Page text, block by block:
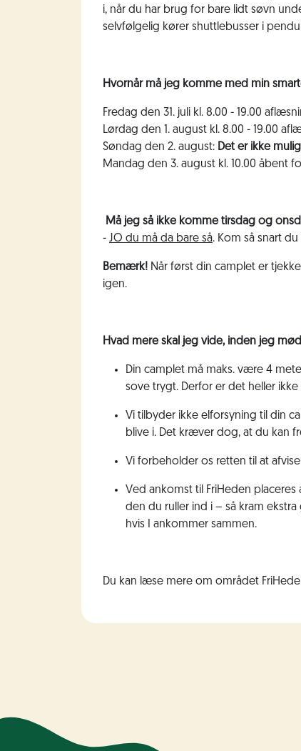
i, når du har brug for bare lidt søvn
selvfølgelig kører shuttlebusser i
Hvornår må jeg komme med min
Fredag den 31. juli kl. 8.00 - 19.00
Lørdag den 1. august kl. 8.00 - 19.00
Søndag den 2. august: Det er ikke
Mandag den 3. august kl. 10.00 åbent
Må jeg så ikke komme tirsdag og
- JO du må da bare så. Kom så snart
Bemærk! Når først din camplet er
igen.
Hvad mere skal jeg vide, inden jeg
Din camplet må maks. være 4
sove trygt. Derfor er det heller
Vi tilbyder ikke elforsyning til din
blive i. Det kræver dog, at du kan
Vi forbeholder os retten til at
Ved ankomst til FriHeden
den du ruller ind i – så kram
hvis I ankommer sammen.
Du kan læse mere om området